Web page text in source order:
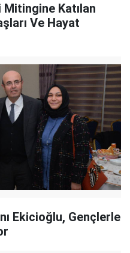
Mitingine Katılan
Ve Hayat
Ekicioğlu, Gençlerle